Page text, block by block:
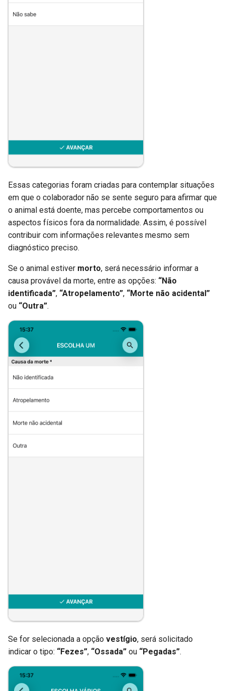
Essas categorias foram criadas para contemplar situações
em que o colaborador não se sente seguro para afirmar que
o animal está doente, mas percebe comportamentos ou
aspectos físicos fora da normalidade. Assim, é possível
contribuir com informações relevantes mesmo sem
diagnóstico preciso.
Se o animal estiver morto, será necessário informar a
causa provável da morte, entre as opções: “Não
identificada”, “Atropelamento”, “Morte não acidental”
ou “Outra”.
Se for selecionada a opção vestígio, será solicitado
indicar o tipo: “Fezes”, “Ossada” ou “Pegadas”.